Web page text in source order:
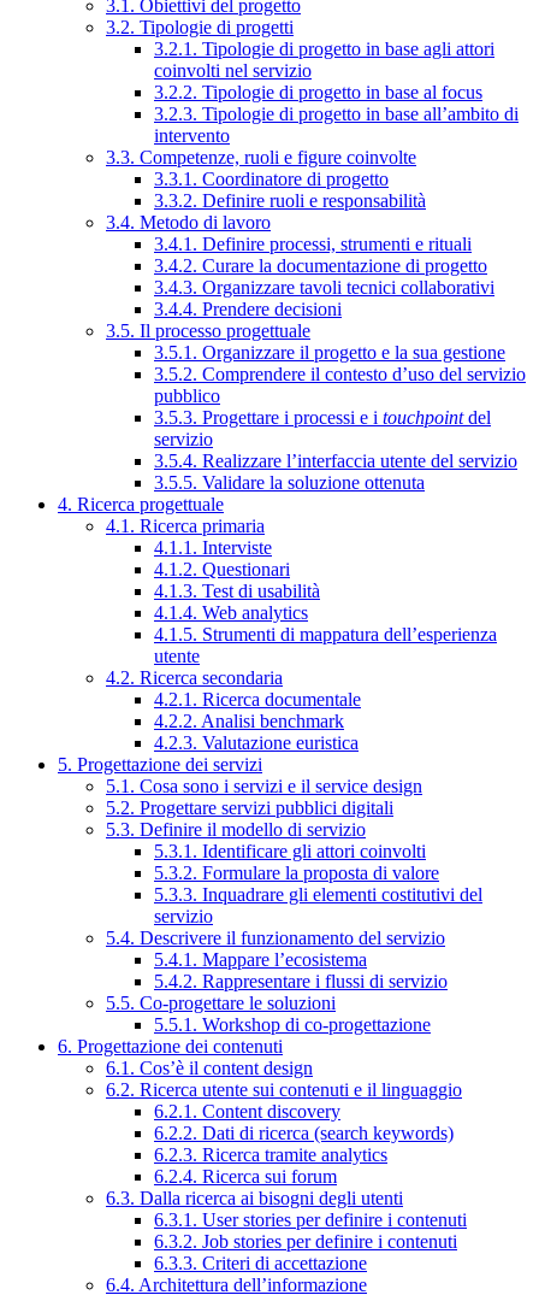
3.1. Obiettivi del progetto
3.2. Tipologie di progetti
3.2.1. Tipologie di progetto in base agli attori
coinvolti nel servizio
3.2.2. Tipologie di progetto in base al focus
3.2.3. Tipologie di progetto in base all’ambito di
intervento
3.3. Competenze, ruoli e figure coinvolte
3.3.1. Coordinatore di progetto
3.3.2. Definire ruoli e responsabilità
3.4. Metodo di lavoro
3.4.1. Definire processi, strumenti e rituali
3.4.2. Curare la documentazione di progetto
3.4.3. Organizzare tavoli tecnici collaborativi
3.4.4. Prendere decisioni
3.5. Il processo progettuale
3.5.1. Organizzare il progetto e la sua gestione
3.5.2. Comprendere il contesto d’uso del servizio
pubblico
3.5.3. Progettare i processi e i touchpointdel
servizio
3.5.4. Realizzare l’interfaccia utente del servizio
3.5.5. Validare la soluzione ottenuta
4. Ricerca progettuale
4.1. Ricerca primaria
4.1.1. Interviste
4.1.2. Questionari
4.1.3. Test di usabilità
4.1.4. Web analytics
4.1.5. Strumenti di mappatura dell’esperienza
utente
4.2. Ricerca secondaria
4.2.1. Ricerca documentale
4.2.2. Analisi benchmark
4.2.3. Valutazione euristica
5. Progettazione dei servizi
5.1. Cosa sono i servizi e il service design
5.2. Progettare servizi pubblici digitali
5.3. Definire il modello di servizio
5.3.1. Identificare gli attori coinvolti
5.3.2. Formulare la proposta di valore
5.3.3. Inquadrare gli elementi costitutivi del
servizio
5.4. Descrivere il funzionamento del servizio
5.4.1. Mappare l’ecosistema
5.4.2. Rappresentare i flussi di servizio
5.5. Co-progettare le soluzioni
5.5.1. Workshop di co-progettazione
6. Progettazione dei contenuti
6.1. Cos’è il content design
6.2. Ricerca utente sui contenuti e il linguaggio
6.2.1. Content discovery
6.2.2. Dati di ricerca (search keywords)
6.2.3. Ricerca tramite analytics
6.2.4. Ricerca sui forum
6.3. Dalla ricerca ai bisogni degli utenti
6.3.1. User stories per definire i contenuti
6.3.2. Job stories per definire i contenuti
6.3.3. Criteri di accettazione
6.4. Architettura dell’informazione